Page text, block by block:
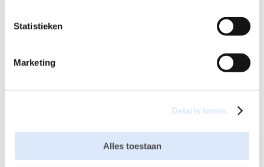
Statistieken
Marketing
Details tonen
Alles toestaan